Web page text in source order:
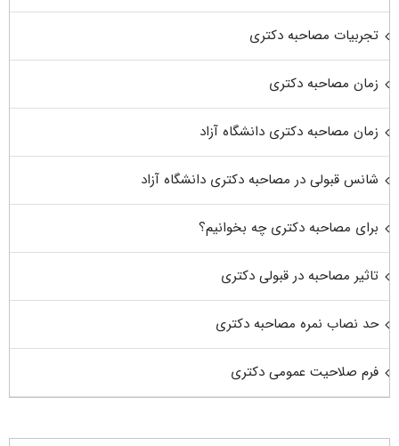
تجربیات مصاحبه دکتری
زمان مصاحبه دکتری
زمان مصاحبه دکتری دانشگاه آزاد
شانس قبولی در مصاحبه دکتری دانشگاه آزاد
برای مصاحبه دکتری چه بخوانیم؟
تاثیر مصاحبه در قبولی دکتری
حد نصاب نمره مصاحبه دکتری
فرم صلاحیت عمومی دکتری